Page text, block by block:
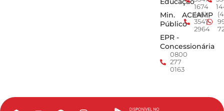
1674
Min.
Público
ACEAMP
(46)
3547-
2964
EPR -
Concessionária
0800
277
0163